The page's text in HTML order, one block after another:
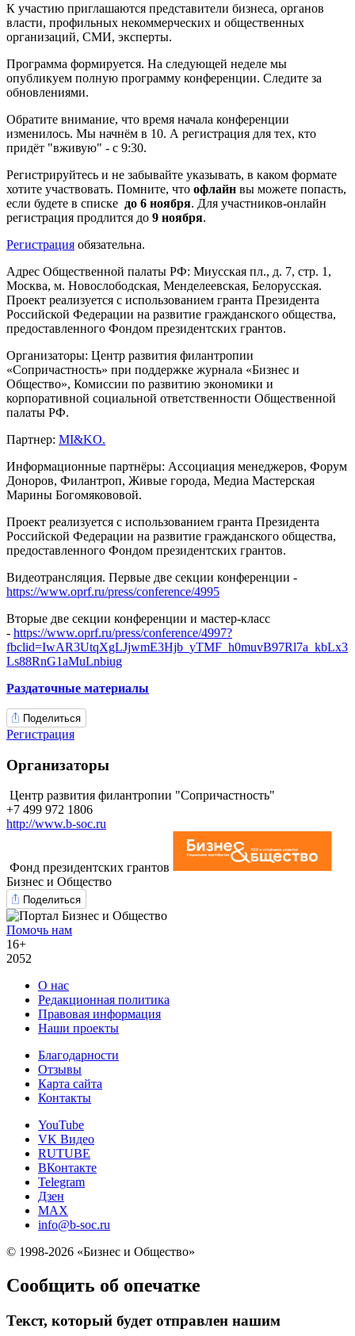
К участию приглашаются представители бизнеса, органов
власти, профильных некоммерческих и общественных
организаций, СМИ, эксперты.
Программа формируется. На следующей неделе мы
опубликуем полную программу конференции. Следите за
обновлениями.
Обратите внимание, что время начала конференции
изменилось. Мы начнём в 10. А регистрация для тех, кто
придёт "вживую" - с 9:30.
Регистрируйтесь и не забывайте указывать, в каком формате
хотите участвовать. Помните, что офлайн вы можете попасть,
если будете в списке до 6 ноября. Для участников-онлайн
регистрация продлится до 9 ноября.
Регистрация обязательна.
Адрес Общественной палаты РФ: Миусская пл., д. 7, стр. 1,
Москва, м. Новослободская, Менделеевская, Белорусская.
Проект реализуется с использованием гранта Президента
Российской Федерации на развитие гражданского общества,
предоставленного Фондом президентских грантов.
Организаторы: Центр развития филантропии
«Сопричастность» при поддержке журнала «Бизнес и
Общество», Комиссии по развитию экономики и
корпоративной социальной ответственности Общественной
палаты РФ.
Партнер: MI&KO.
Информационные партнёры: Ассоциация менеджеров, Форум
Доноров, Филантроп, Живые города, Медиа Мастерская
Марины Богомякововой.
Проект реализуется с использованием гранта Президента
Российской Федерации на развитие гражданского общества,
предоставленного Фондом президентских грантов.
Видеотрансляция. Первые две секции конференции -
https://www.oprf.ru/press/conference/4995
Вторые две секции конференции и мастер-класс
- https://www.oprf.ru/press/conference/4997?
fbclid=IwAR3UtqXgLJjwmE3Hjb_yTMF_h0muvB97Rl7a_kbLx3
Ls88RnG1aMuLnbiug
Раздаточные материалы
Поделиться
Регистрация
Организаторы
Центр развития филантропии "Сопричастность"
+7 499 972 1806
http://www.b-soc.ru
Фонд президентских грантов
Бизнес и Общество
Поделиться
Помочь нам
16+
2052
О нас
Редакционная политика
Правовая информация
Наши проекты
Благодарности
Отзывы
Карта сайта
Контакты
YouTube
VK Видео
RUTUBE
ВКонтакте
Telegram
Дзен
MAX
info@b-soc.ru
© 1998-2026 «Бизнес и Общество»
Сообщить об опечатке
Текст, который будет отправлен нашим